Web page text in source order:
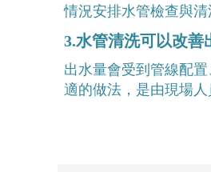
情況安排水管檢查與
3.水管清洗可以改善
出水量會受到管線配
適的做法，是由現場人